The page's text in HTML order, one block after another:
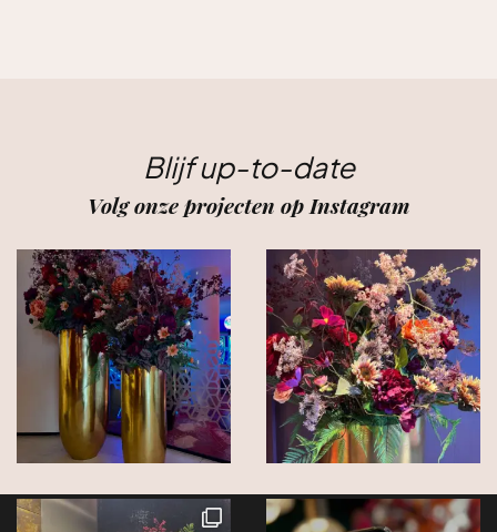
Blijf up-to-date
Volg onze projecten op Instagram